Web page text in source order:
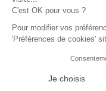
A1, B2,
Formation Italien
Formation FLE